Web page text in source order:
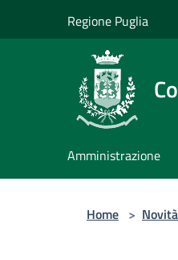
Regione Puglia
Amministrazione
Home > Novità